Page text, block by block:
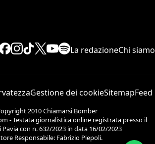
La redazioneChi siamo
Gestione dei cookieSitemapFeed
2010 Chiamarsi Bomber
- Testata giornalistica online registrata presso il
Pavia con n. 632/2023 in data 16/02/2023
Responsabile: Fabrizio Piepoli.